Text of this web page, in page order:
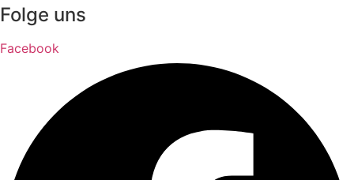
Folge uns
Facebook